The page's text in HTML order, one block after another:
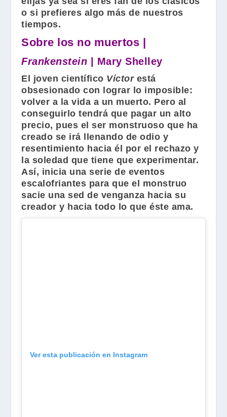
o si prefieres algo más de nuestros
tiempos.
Sobre los no muertos |
Frankenstein | Mary Shelley
El joven científico Víctorestá
obsesionado con lograr lo imposible:
volver a la vida a un muerto. Pero al
conseguirlo tendrá que pagar un alto
precio, pues el ser monstruoso que ha
creado se irá llenando de odio y
resentimiento hacia él por el rechazo y
la soledad que tiene que experimentar.
Así, inicia una serie de eventos
escalofriantes para que el monstruo
sacie una sed de venganza hacia su
creador y hacia todo lo que éste ama.
Ver esta publicación en Instagram